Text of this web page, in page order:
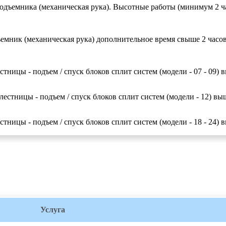
(механическая рука). Высотные работы (минимум 2
(механическая рука) дополнительное время свыше 2
- подъем / спуск блоков сплит систем (модели - 07 - 09)
- подъем / спуск блоков сплит систем (модели - 12)
- подъем / спуск блоков сплит систем (модели - 18 - 24)
Услуга